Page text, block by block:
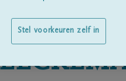
Stel voorkeuren zelf in